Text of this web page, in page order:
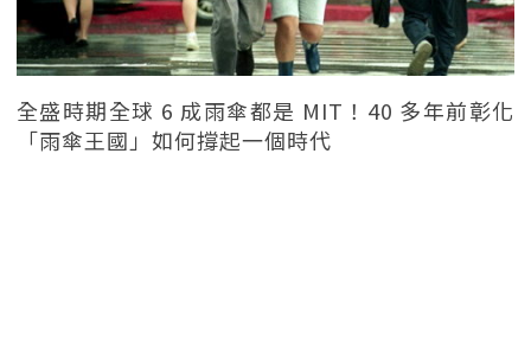
全盛時期全球 6 成雨傘都是 MIT！40 多年前彰化
「雨傘王國」如何撐起一個時代